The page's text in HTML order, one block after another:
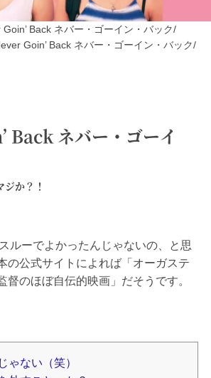
Goin’ Back ネバー・ゴーイン・バック/
Goin’ Back ネバー・ゴーイン・バック/
Back ネバー・ゴーイ
か？！
ルーでよかったんじゃないの、と思
の公式サイトによれば「オーガステ
督のほぼ自伝的映画」だそうです。
ゃない（笑）